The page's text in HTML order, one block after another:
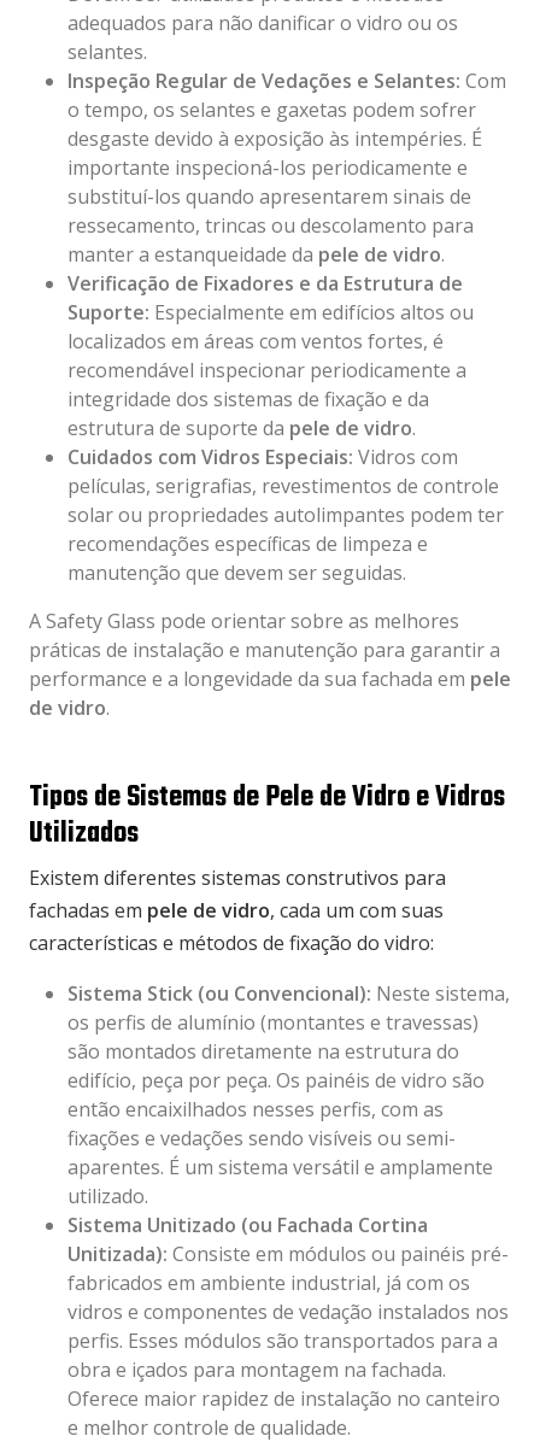
adequados para não danificar o vidro ou os
selantes.
Inspeção Regular de Vedações e Selantes: Com
o tempo, os selantes e gaxetas podem sofrer
desgaste devido à exposição às intempéries. É
importante inspecioná-los periodicamente e
substituí-los quando apresentarem sinais de
ressecamento, trincas ou descolamento para
manter a estanqueidade da pele de vidro.
Verificação de Fixadores e da Estrutura de
Suporte: Especialmente em edifícios altos ou
localizados em áreas com ventos fortes, é
recomendável inspecionar periodicamente a
integridade dos sistemas de fixação e da
estrutura de suporte da pele de vidro.
Cuidados com Vidros Especiais: Vidros com
películas, serigrafias, revestimentos de controle
solar ou propriedades autolimpantes podem ter
recomendações específicas de limpeza e
manutenção que devem ser seguidas.
A Safety Glass pode orientar sobre as melhores
práticas de instalação e manutenção para garantir a
performance e a longevidade da sua fachada em pele
de vidro.
Tipos de Sistemas de Pele de Vidro e Vidros
Utilizados
Existem diferentes sistemas construtivos para
fachadas em pele de vidro, cada um com suas
características e métodos de fixação do vidro:
Sistema Stick (ou Convencional): Neste sistema,
os perfis de alumínio (montantes e travessas)
são montados diretamente na estrutura do
edifício, peça por peça. Os painéis de vidro são
então encaixilhados nesses perfis, com as
fixações e vedações sendo visíveis ou semi-
aparentes. É um sistema versátil e amplamente
utilizado.
Sistema Unitizado (ou Fachada Cortina
Unitizada): Consiste em módulos ou painéis pré-
fabricados em ambiente industrial, já com os
vidros e componentes de vedação instalados nos
perfis. Esses módulos são transportados para a
obra e içados para montagem na fachada.
Oferece maior rapidez de instalação no canteiro
e melhor controle de qualidade.